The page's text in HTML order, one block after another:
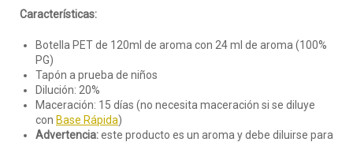
Características:
Botella PET de 120ml de aroma con 24 ml de aroma (100%
PG)
Tapón a prueba de niños
Dilución: 20%
Maceración: 15 días (no necesita maceración si se diluye
con Base Rápida)
Advertencia:este producto es un aroma y debe diluirse para